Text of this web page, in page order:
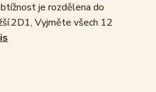
je rozdělena do
Vyjměte všech 12